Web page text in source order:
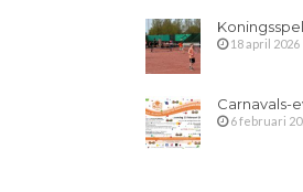
18 april 2026
Carnavals-
6 februari